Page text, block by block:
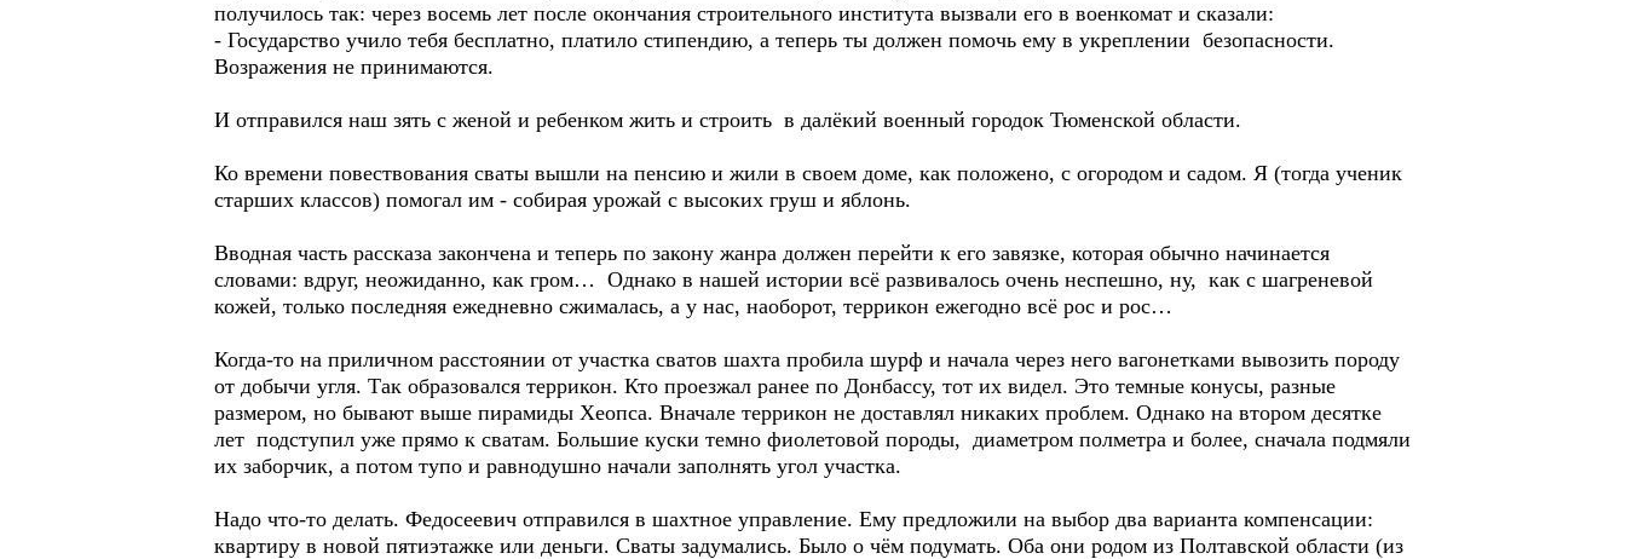
получилось так: через восемь лет после окончания строительного института вызвали его в военкомат и сказали:
- Государство учило тебя бесплатно, платило стипендию, а теперь ты должен помочь ему в укреплении безопасности.
Возражения не принимаются.
И отправился наш зять с женой и ребенком жить и строить в далёкий военный городок Тюменской области.
Ко времени повествования сваты вышли на пенсию и жили в своем доме, как положено, с огородом и садом. Я (тогда ученик
старших классов) помогал им - собирая урожай с высоких груш и яблонь.
Вводная часть рассказа закончена и теперь по закону жанра должен перейти к его завязке, которая обычно начинается
словами: вдруг, неожиданно, как гром… Однако в нашей истории всё развивалось очень неспешно, ну, как с шагреневой
кожей, только последняя ежедневно сжималась, а у нас, наоборот, террикон ежегодно всё рос и рос…
Когда-то на приличном расстоянии от участка сватов шахта пробила шурф и начала через него вагонетками вывозить породу
от добычи угля. Так образовался террикон. Кто проезжал ранее по Донбассу, тот их видел. Это темные конусы, разные
размером, но бывают выше пирамиды Хеопса. Вначале террикон не доставлял никаких проблем. Однако на втором десятке
лет подступил уже прямо к сватам. Большие куски темно фиолетовой породы, диаметром полметра и более, сначала подмяли
их заборчик, а потом тупо и равнодушно начали заполнять угол участка.
Надо что-то делать. Федосеевич отправился в шахтное управление. Ему предложили на выбор два варианта компенсации:
квартиру в новой пятиэтажке или деньги. Сваты задумались. Было о чём подумать. Оба они родом из Полтавской области (из